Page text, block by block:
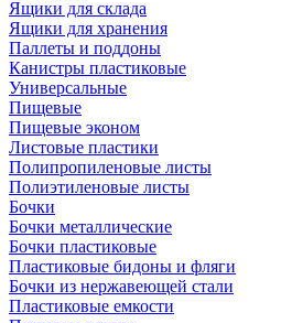
Ящики для склада
Ящики для хранения
Паллеты и поддоны
Канистры пластиковые
Универсальные
Пищевые
Пищевые эконом
Листовые пластики
Полипропиленовые листы
Полиэтиленовые листы
Бочки
Бочки металлические
Бочки пластиковые
Пластиковые бидоны и фляги
Бочки из нержавеющей стали
Пластиковые емкости